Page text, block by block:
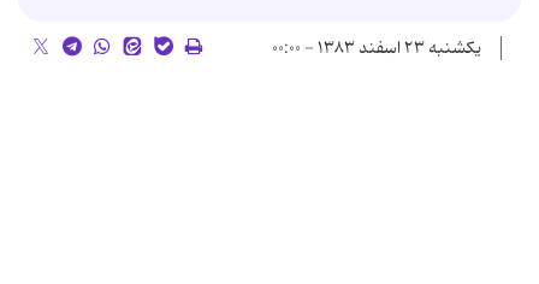
یکشنبه ۲۳ اسفند ۱۳۸۳ - ۰۰:۰۰